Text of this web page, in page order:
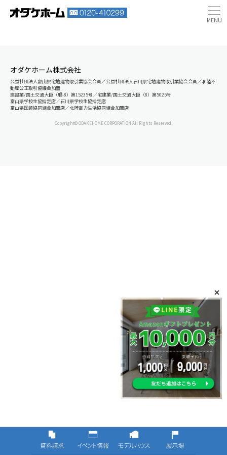
オダケホーム株式会社
公益社団法人富山県宅地建物取引業協会会員／公益社団法人石川県宅地建物取引業協会会員／北陸不
動産公正取引協議会加盟
建設業/国土交通大臣（般-8）第15235号／宅建業/国土交通大臣（8）第5025号
富山県学校生協指定店／石川県学校生協指定店
富山県医師協同組合加盟店／北陸電力生活協同組合加盟店
Copyright© ODAKEHOME CORPORATION All Rights Reserved.